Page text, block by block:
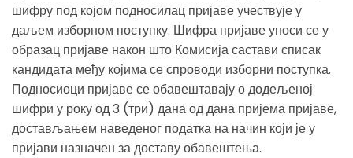
шифру под којом подносилац пријаве учествује у
даљем изборном поступку. Шифра пријаве уноси се у
образац пријаве након што Комисија састави списак
кандидата међу којима се спроводи изборни поступка.
Подносиоци пријаве се обавештавају о додељеној
шифри у року од 3 (три) дана од дана пријема пријаве,
достављањем наведеног податка на начин који је у
пријави назначен за доставу обавештења.